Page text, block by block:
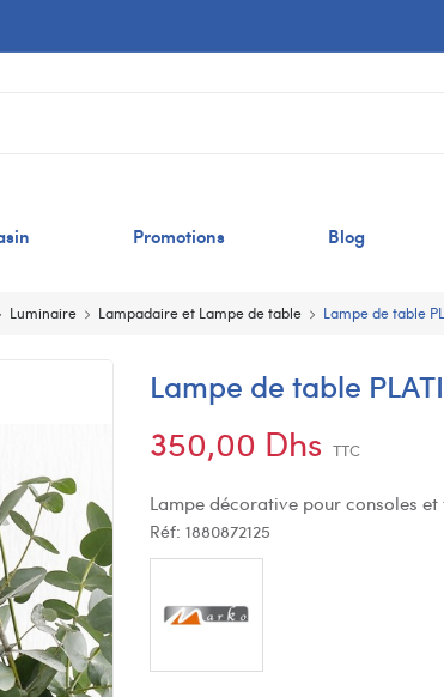
Promotions Blog
Luminaire Lampadaire et Lampe de table Lampe de table
Lampe de table
350,00 Dhs TTC
Lampe décorative pour consoles et
Réf: 1880872125